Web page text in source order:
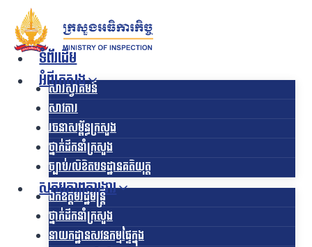
contentទំព័រដើម
អំពីក្រសួង
សារស្វាគមន៍
សាវតារ
រចនាសម្ព័ន្ធក្រសួង​
ថ្នាក់ដឹកនាំក្រសួង
ច្បាប់/លិខិតបទដ្ឋានគតិយុត្ត
សកម្មភាពការងារ
ឯកឧត្ដមរដ្ឋមន្ត្រី
ថ្នាក់ដឹកនាំក្រសួង
នាយកដ្ឋានសវនកម្មផ្ទៃក្នុង